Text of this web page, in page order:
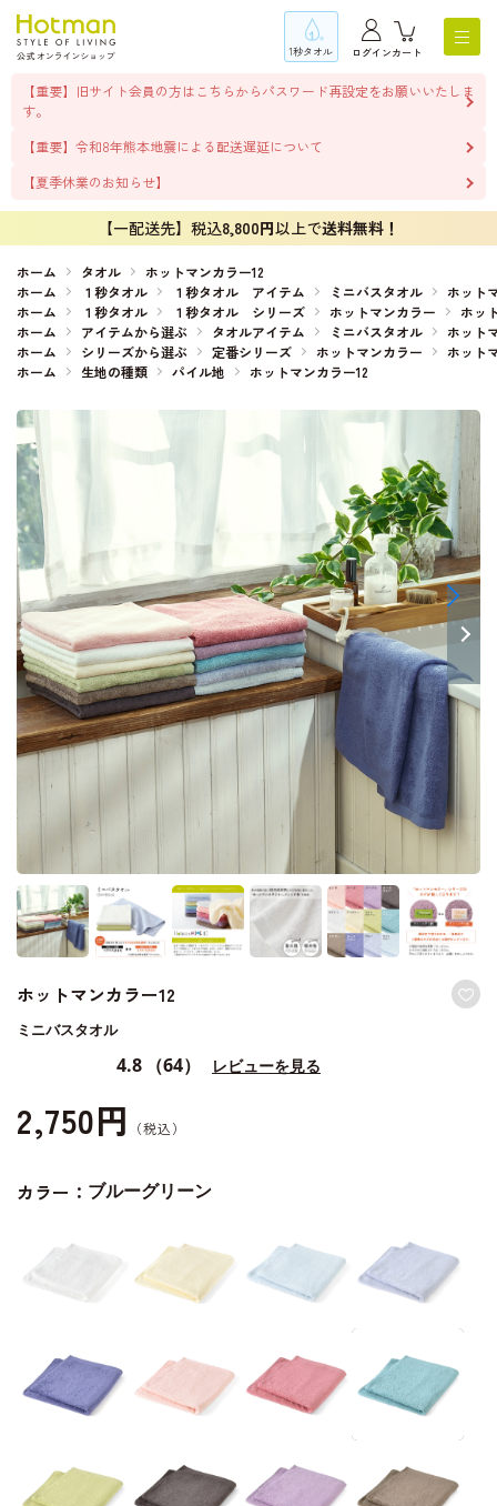
1秒タオル ログインカート
【重要】旧サイト会員の方はこちらからパスワード再設定をお願いいたしま
す。
【重要】令和8年熊本地震による配送遅延について
【夏季休業のお知らせ】
【一配送先】税込8,800円以上で送料無料！
ホーム タオル
ホットマンカラー12
ホーム
１秒タオル １秒タオル アイテム ミニバスタオル
ホット
ホーム
１秒タオル １秒タオル シリーズ ホットマンカラー
ホッ
ホーム
アイテムから選ぶ タオルアイテム ミニバスタオル
ホット
ホーム
シリーズから選ぶ 定番シリーズ ホットマンカラー
ホット
ホーム
生地の種類 パイル地 ホットマンカラー12
ホットマンカラー12
ミニバスタオル
4.8 （64） レビューを見る
2,750円
カラー： ブルーグリーン